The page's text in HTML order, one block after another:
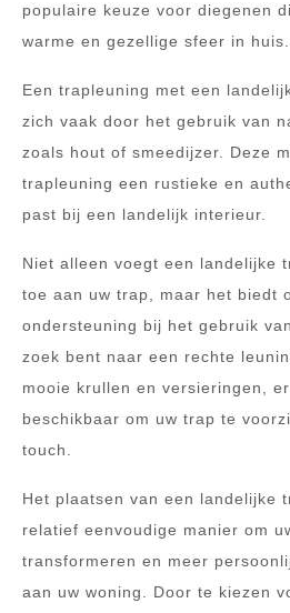
populaire keuze voor diegenen
warme en gezellige sfeer in huis.
Een trapleuning met een
zich vaak door het gebruik van
zoals hout of smeedijzer. Deze
trapleuning een rustieke en
past bij een landelijk interieur.
Niet alleen voegt een landelijke
toe aan uw trap, maar het biedt
ondersteuning bij het gebruik
zoek bent naar een rechte
mooie krullen en versieringen,
beschikbaar om uw trap te
touch.
Het plaatsen van een landelijke
relatief eenvoudige manier om
transformeren en meer
aan uw woning. Door te kiezen